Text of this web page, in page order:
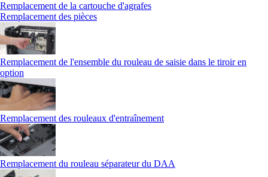
Remplacement de la cartouche d'agrafes
Remplacement des pièces
Remplacement de l'ensemble du rouleau de saisie dans le tiroir en
option
Remplacement des rouleaux d'entraînement
Remplacement du rouleau séparateur du DAA